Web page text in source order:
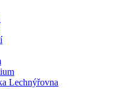
Lechnýřovna